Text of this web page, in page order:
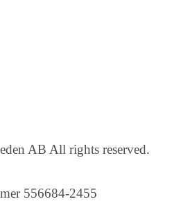
AB All rights reserved.
556684-2455